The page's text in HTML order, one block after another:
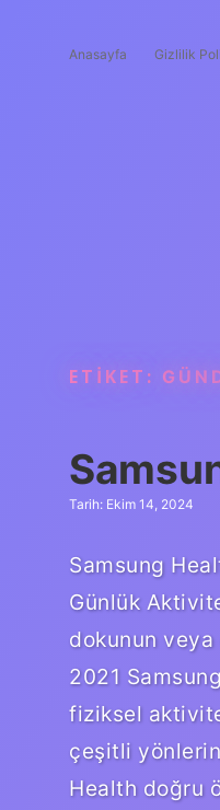
Anasayfa Gizlilik
ETIKET:
Tarih: Ekim 14, 2024
Samsung
Günlük
dokunun veya
2021
fiziksel
çeşitli
Health doğru